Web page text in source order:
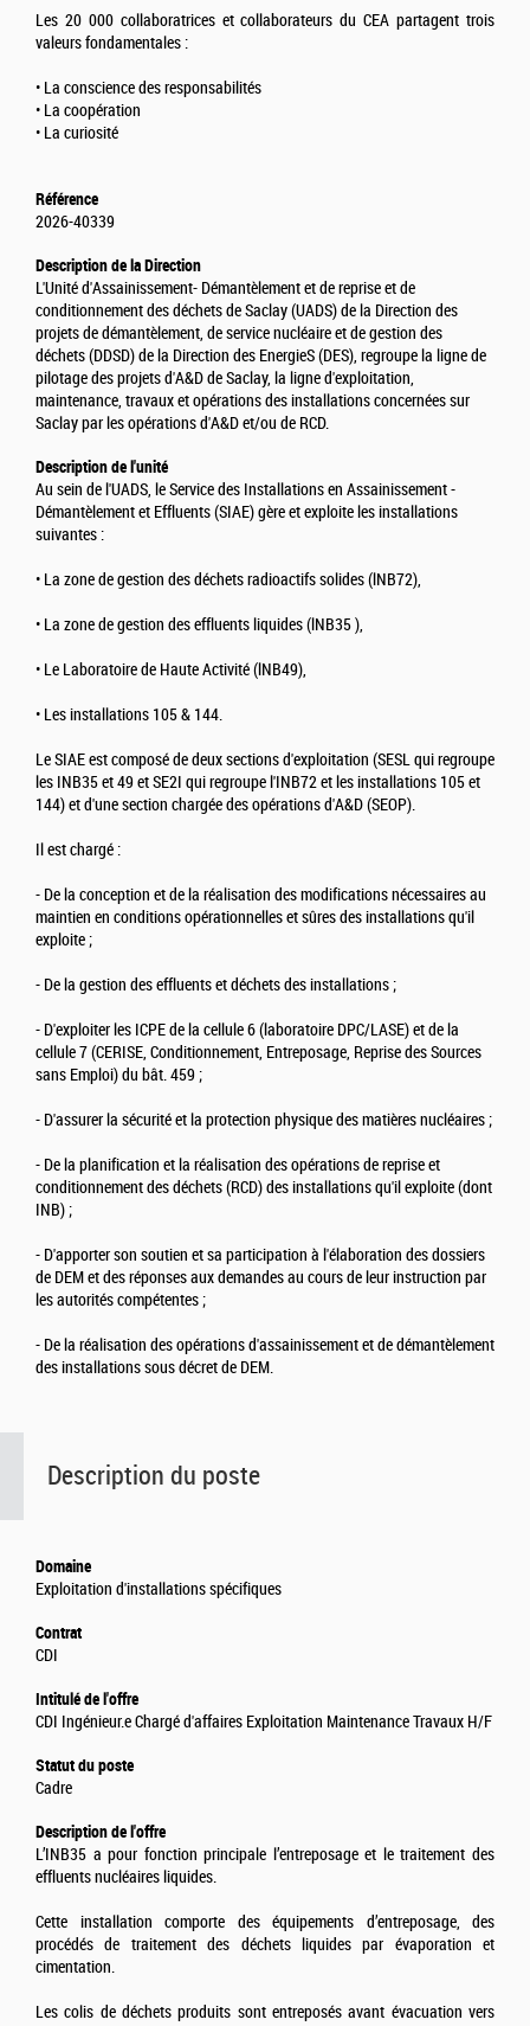
Description du poste
Domaine
Exploitation d'installations spécifiques
Contrat
CDI
Intitulé de l'offre
CDI Ingénieur.e Chargé d'affaires Exploitation Maintenance Travaux H/F
Statut du poste
Cadre
Description de l'offre
L’INB35 a pour fonction principale l’entreposage et le traitement des
effluents nucléaires liquides.
Cette installation comporte des équipements d’entreposage, des
procédés de traitement des déchets liquides par évaporation et
cimentation.
Les colis de déchets produits sont entreposés avant évacuation vers
Les 20 000 collaboratrices et collaborateurs du CEA partagent trois
valeurs fondamentales :
• La conscience des responsabilités
• La coopération
• La curiosité
Référence
2026-40339
Description de la Direction
L'Unité d'Assainissement- Démantèlement et de reprise et de
conditionnement des déchets de Saclay (UADS) de la Direction des
projets de démantèlement, de service nucléaire et de gestion des
déchets (DDSD) de la Direction des EnergieS (DES), regroupe la ligne de
pilotage des projets d'A&D de Saclay, la ligne d'exploitation,
maintenance, travaux et opérations des installations concernées sur
Saclay par les opérations d'A&D et/ou de RCD.
Description de l'unité
Au sein de l'UADS, le Service des Installations en Assainissement -
Démantèlement et Effluents (SIAE) gère et exploite les installations
suivantes :
• La zone de gestion des déchets radioactifs solides (lNB72),
• La zone de gestion des effluents liquides (lNB35 ),
• Le Laboratoire de Haute Activité (lNB49),
• Les installations 105 & 144.
Le SIAE est composé de deux sections d'exploitation (SESL qui regroupe
les INB35 et 49 et SE2I qui regroupe l'INB72 et les installations 105 et
144) et d'une section chargée des opérations d'A&D (SEOP).
Il est chargé :
- De la conception et de la réalisation des modifications nécessaires au
maintien en conditions opérationnelles et sûres des installations qu'il
exploite ;
- De la gestion des effluents et déchets des installations ;
- D'exploiter les ICPE de la cellule 6 (laboratoire DPC/LASE) et de la
cellule 7 (CERISE, Conditionnement, Entreposage, Reprise des Sources
sans Emploi) du bât. 459 ;
- D'assurer la sécurité et la protection physique des matières nucléaires ;
- De la planification et la réalisation des opérations de reprise et
conditionnement des déchets (RCD) des installations qu'il exploite (dont
INB) ;
- D'apporter son soutien et sa participation à l'élaboration des dossiers
de DEM et des réponses aux demandes au cours de leur instruction par
les autorités compétentes ;
- De la réalisation des opérations d'assainissement et de démantèlement
des installations sous décret de DEM.